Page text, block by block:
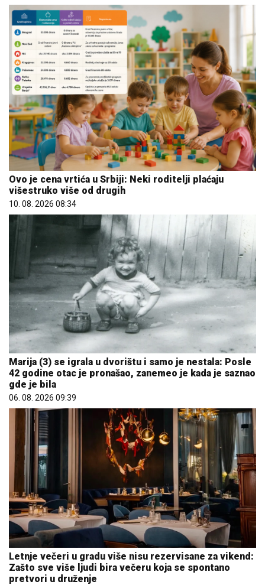
Ovo je cena vrtića u Srbiji: Neki roditelji plaćaju
višestruko više od drugih
10. 08. 2026 08:34
Marija (3) se igrala u dvorištu i samo je nestala: Posle
42 godine otac je pronašao, zanemeo je kada je saznao
gde je bila
06. 08. 2026 09:39
Letnje večeri u gradu više nisu rezervisane za vikend:
Zašto sve više ljudi bira večeru koja se spontano
pretvori u druženje